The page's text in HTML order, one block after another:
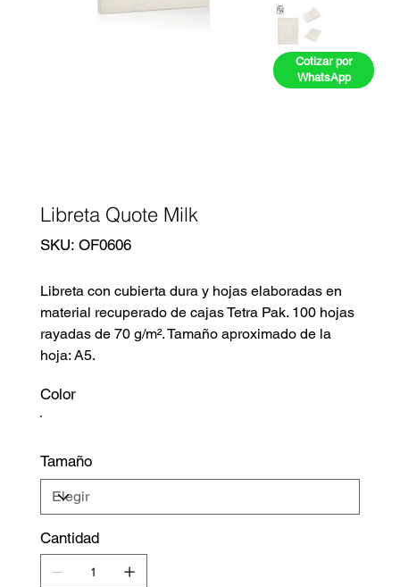
Libreta Quote Milk
SKU: SKU
OF0606
OF0606
Libreta con cubierta dura y hojas elaboradas en
material recuperado de cajas Tetra Pak. 100 hojas
rayadas de 70 g/m². Tamaño aproximado de la
hoja: A5.
Color
Tamaño
Cantidad
Cotizar por
WhatsApp